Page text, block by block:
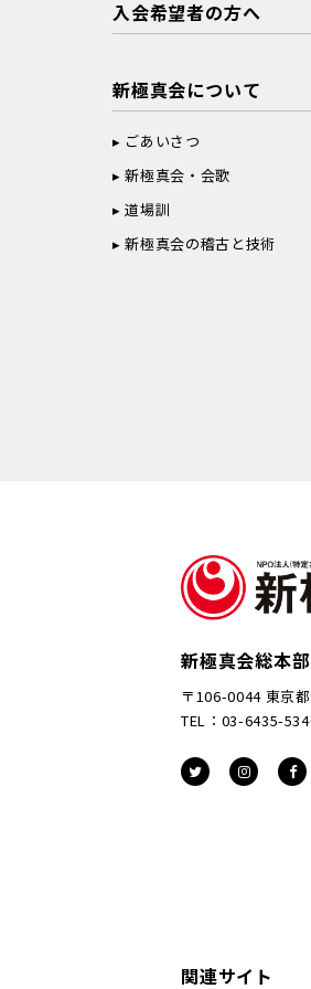
入会希望者の方へ
新極真会について
ごあいさつ
新極真会・会歌
道場訓
新極真会の稽古と技術
新極真会総本
〒106-0044 東京
TEL：03-6435-
関連サイト